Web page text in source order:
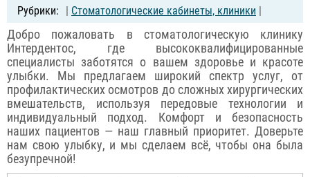
| Стоматологические кабинеты, клиники |
Добро пожаловать в стоматологическую клинику
Интердентос, где высококвалифицированные
специалисты заботятся о вашем здоровье и красоте
улыбки. Мы предлагаем широкий спектр услуг, от
профилактических осмотров до сложных хирургических
вмешательств, используя передовые технологии и
индивидуальный подход. Комфорт и безопасность
наших пациентов — наш главный приоритет. Доверьте
нам свою улыбку, и мы сделаем всё, чтобы она была
безупречной!